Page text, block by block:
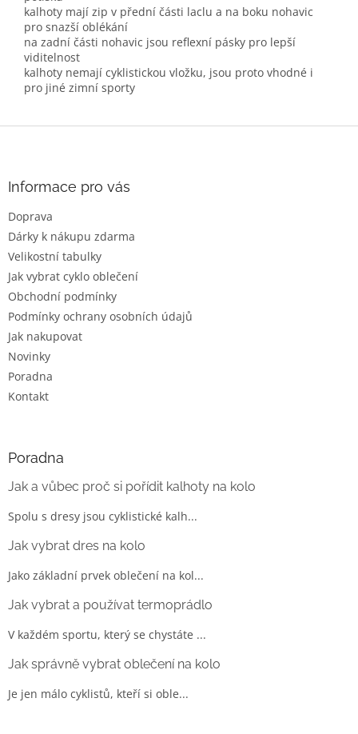
kalhoty mají zip v přední části laclu a na boku nohavic
pro snazší oblékání
na zadní části nohavic jsou reflexní pásky pro lepší
viditelnost
kalhoty nemají cyklistickou vložku, jsou proto vhodné i
pro jiné zimní sporty
Informace pro vás
Doprava
Dárky k nákupu zdarma
Velikostní tabulky
Jak vybrat cyklo oblečení
Obchodní podmínky
Podmínky ochrany osobních údajů
Jak nakupovat
Novinky
Poradna
Kontakt
Poradna
Jak a vůbec proč si pořídit kalhoty na kolo
Spolu s dresy jsou cyklistické kalh...
Jak vybrat dres na kolo
Jako základní prvek oblečení na kol...
Jak vybrat a používat termoprádlo
V každém sportu, který se chystáte ...
Jak správně vybrat oblečení na kolo
Je jen málo cyklistů, kteří si oble...